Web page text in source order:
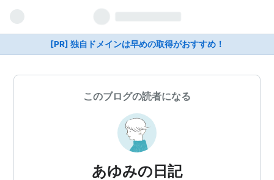
[PR] 独自ドメインは早めの取得がおすすめ！
このブログの読者になる
あゆみの日記